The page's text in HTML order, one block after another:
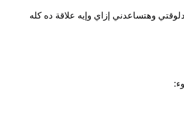
وهتساعدني إزاي وإيه علاقة ده كله